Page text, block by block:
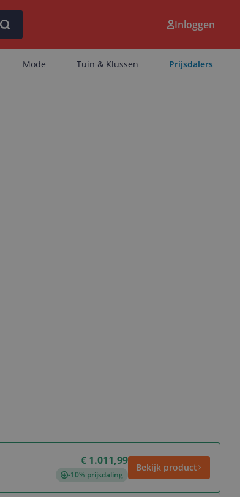
Inloggen
Mode Tuin & Klussen Prijsdalers
€ 1.011,99
-10% prijsdaling
Bekijk product